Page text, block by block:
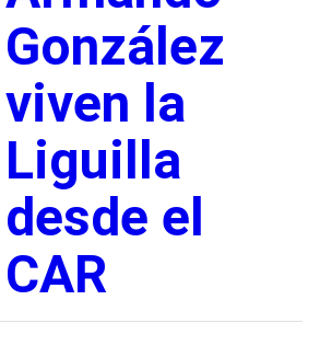
González
viven la
Liguilla
desde el
CAR